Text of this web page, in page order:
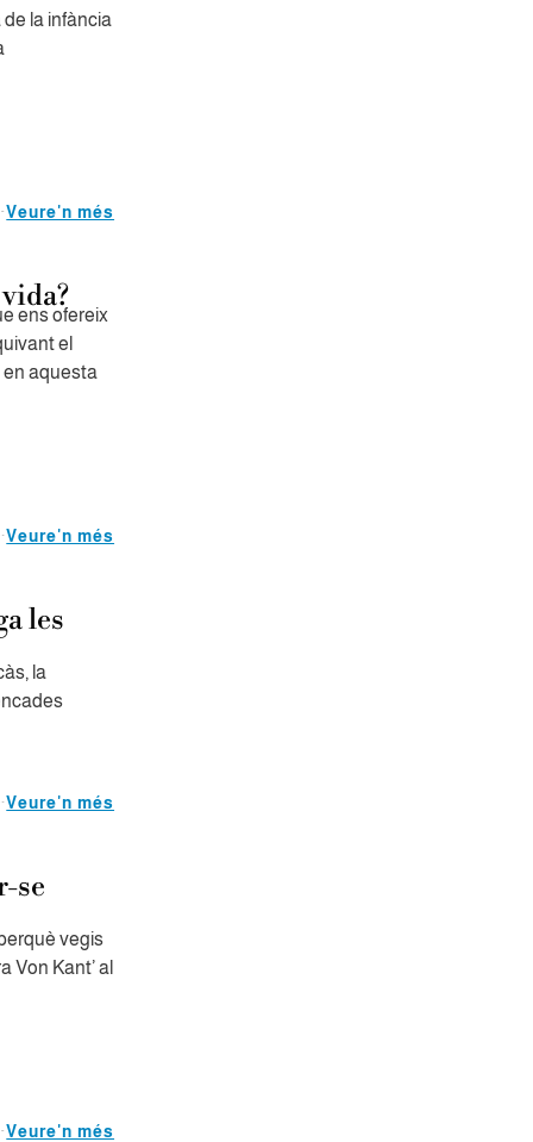
la infància
Veure'n més
ens ofereix
el
en aquesta
Veure'n més
les
la
Veure'n més
se
vegis
Von Kant’ al
Veure'n més